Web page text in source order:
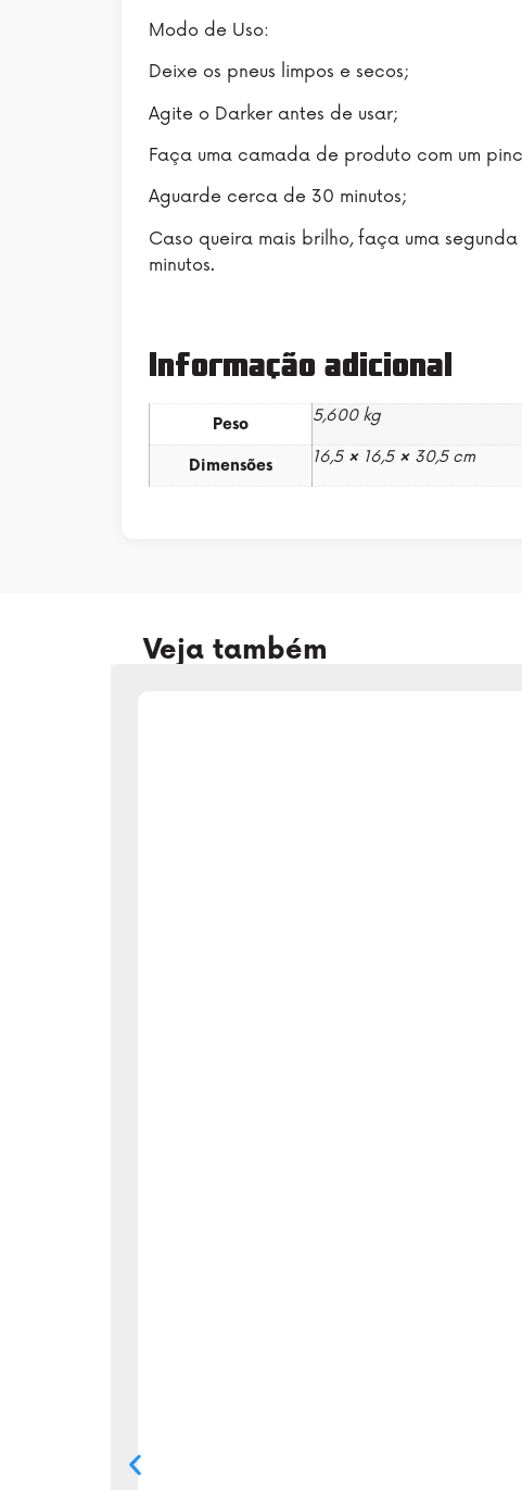
Modo de Uso:
Deixe os pneus limpos e secos;
Agite o Darker antes de usar;
Faça uma camada de produto com um
Aguarde cerca de 30 minutos;
Caso queira mais brilho, faça uma
minutos.
Informação adicional
Peso 5,600 kg
Dimensões 16,5 × 16,5 × 30,5 cm
Veja também